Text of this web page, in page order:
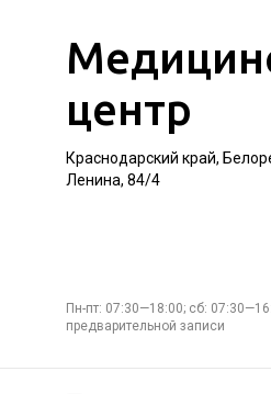
центр
Краснодарский край,
Ленина, 84/4
Пн-пт: 07:30—18:00; сб:
предварительной записи